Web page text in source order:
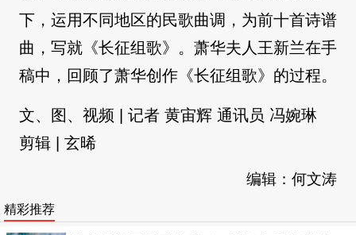
下，运用不同地区的民歌曲调，为前十首诗谱
曲，写就《长征组歌》。萧华夫人王新兰在手
稿中，回顾了萧华创作《长征组歌》的过程。
文、图、视频 | 记者 黄宙辉 通讯员 冯婉琳
剪辑 | 玄晞
编辑：何文涛
精彩推荐